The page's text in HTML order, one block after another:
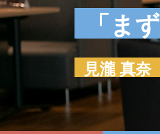
「ま
見瀧 真奈